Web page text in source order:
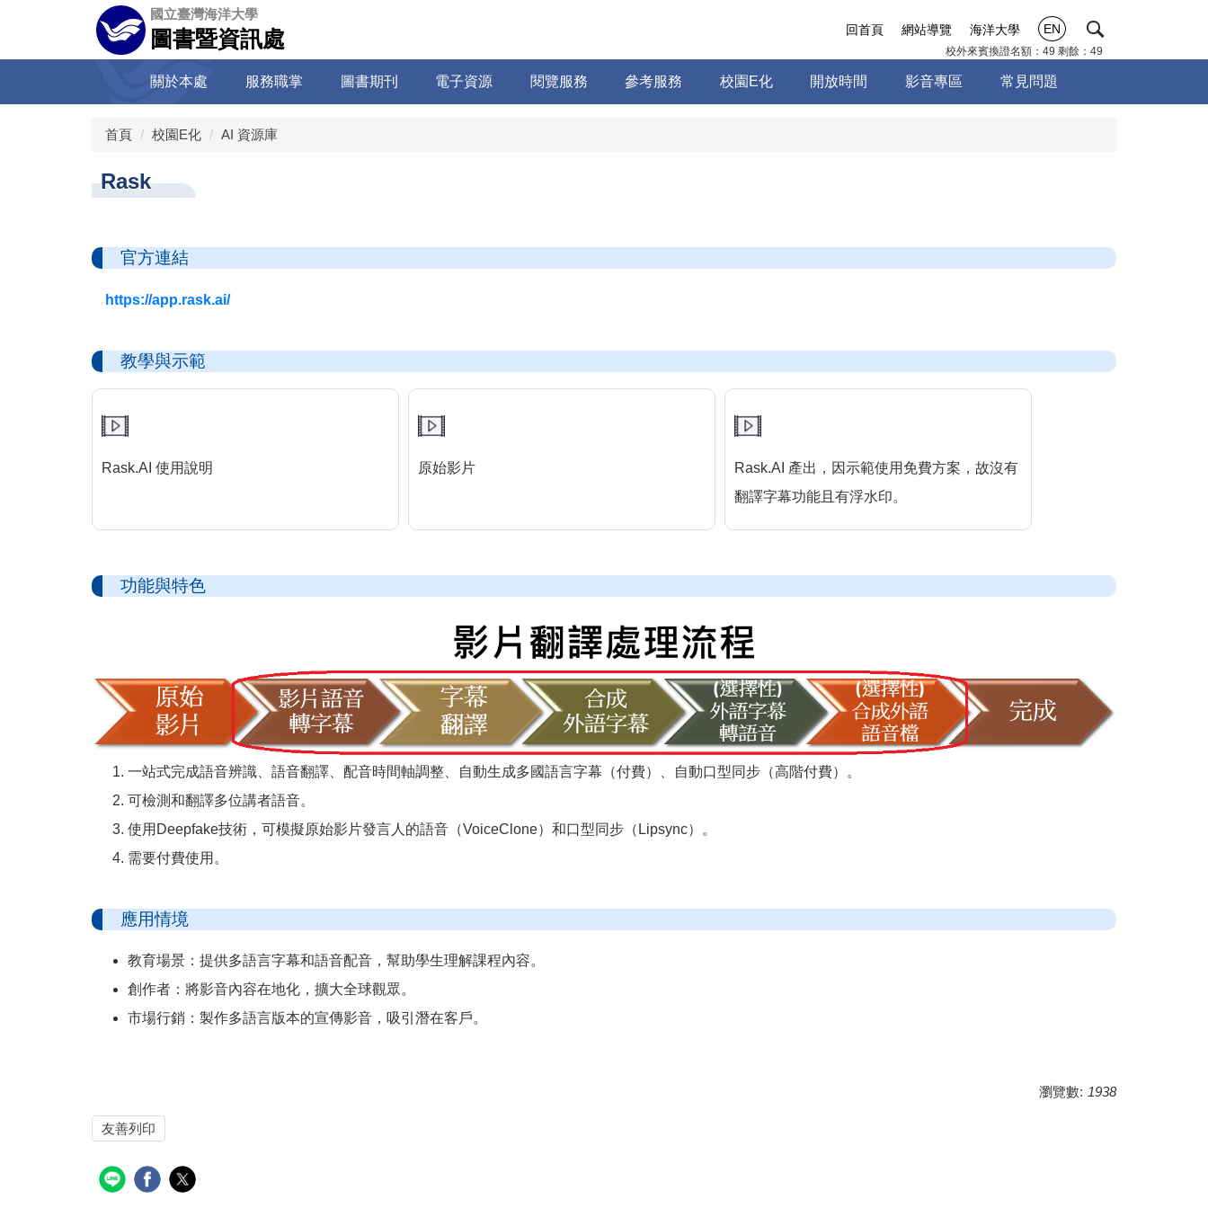
國立臺灣海洋大學
圖書暨資訊處 回首頁 網站導覽 海洋大學 EN
校外來賓換證名額：49 剩餘：49
關於本處 服務職掌 圖書期刊 電子資源 閱覽服務 參考服務 校園E化 開放時間 影音專區 常見問題
首頁 校園E化 AI 資源庫
Rask
官方連結
https://app.rask.ai/
教學與示範
Rask.AI 使用說明 原始影片
Rask.AI 產出，因示範使用免費方案，故沒有
翻譯字幕功能且有浮水印。
功能與特色
一站式完成語音辨識、語音翻譯、配音時間軸調整、自動生成多國語言字幕（付費）、自動口型同步（高階付費）。
可檢測和翻譯多位講者語音。
使用Deepfake技術，可模擬原始影片發言人的語音（VoiceClone）和口型同步（Lipsync）。
需要付費使用。
應用情境
教育場景：提供多語言字幕和語音配音，幫助學生理解課程內容。
創作者：將影音內容在地化，擴大全球觀眾。
市場行銷：製作多語言版本的宣傳影音，吸引潛在客戶。
瀏覽數: 1938
友善列印